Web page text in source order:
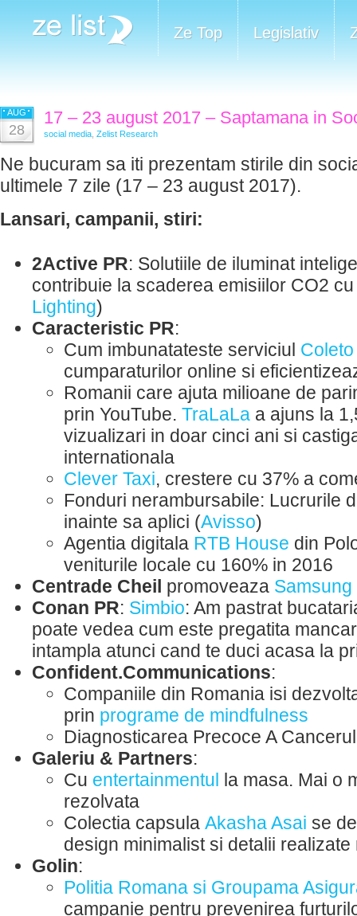
Ze Top Legislativ
AUG
28
17 – 23 august 2017 – Saptamana in
social media Zelist Research
Ne bucuram sa iti prezentam stirile din
ultimele 7 zile (17 – 23 august 2017).
Lansari, campanii, stiri:
2Active PR: Solutiile de iluminat
contribuie la scaderea emisiilor CO2
Lighting)
Caracteristic PR:
Cum imbunatateste serviciul Coleto
cumparaturilor online si
Romanii care ajuta milioane de
prin YouTube. TraLaLa a ajuns la
vizualizari in doar cinci ani si
internationala
Clever Taxi, crestere cu 37% a
Fonduri nerambursabile: Lucrurile
inainte sa aplici (Avisso)
Agentia digitala RTB House din
veniturile locale cu 160% in 2016
Centrade Cheil promoveaza
Conan PR: Simbio: Am pastrat
poate vedea cum este pregatita
intampla atunci cand te duci acasa la
Confident.Communications:
Companiile din Romania isi
prin programe de mindfulness
Diagnosticarea Precoce A
Galeriu & Partners:
Cu entertainmentul la masa. Mai o
rezolvata
Colectia capsula Akasha Asai se
design minimalist si detalii realizate
Golin:
Politia Romana si Groupama
campanie pentru prevenirea